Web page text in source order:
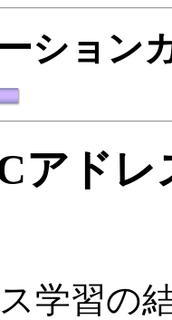
ション
アドレ
学習の